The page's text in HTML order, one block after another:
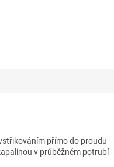
přímo do proudu
v průběžném potrubí